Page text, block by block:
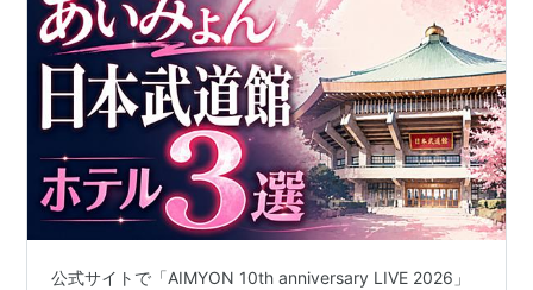
公式サイトで「AIMYON 10th anniversary LIVE 2026」